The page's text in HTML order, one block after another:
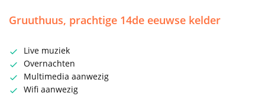
Gruuthuus, prachtige 14de eeuwse kelder
Live muziek
Overnachten
Multimedia aanwezig
Wifi aanwezig